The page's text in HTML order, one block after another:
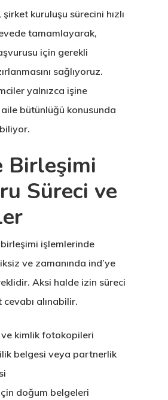
kuruluşu sürecini hızlı
tamamlayarak,
için gerekli
sağlıyoruz.
yalnızca işine
aile bütünlüğü konusunda
Birleşimi
Süreci ve
işlemlerinde
ve zamanında ind’ye
Aksi halde izin süreci
alınabilir.
kimlik fotokopileri
belgesi veya partnerlik
doğum belgeleri
Çalışma İzni
Danışan
Talebi
Estonya
Programı
Estonya Blog
Estonya
Kuruluşu
Estonya
Vize Programı
EU Temporary
Residence
– Startup Visa